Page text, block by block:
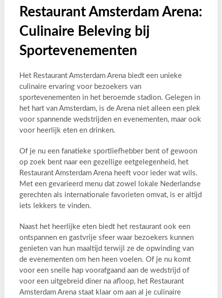
Restaurant Amsterdam Arena:
Culinaire Beleving bij
Sportevenementen
Het Restaurant Amsterdam Arena biedt een unieke
culinaire ervaring voor bezoekers van
sportevenementen in het beroemde stadion. Gelegen in
het hart van Amsterdam, is de Arena niet alleen een plek
voor spannende wedstrijden en evenementen, maar ook
voor heerlijk eten en drinken.
Of je nu een fanatieke sportliefhebber bent of gewoon
op zoek bent naar een gezellige eetgelegenheid, het
Restaurant Amsterdam Arena heeft voor ieder wat wils.
Met een gevarieerd menu dat zowel lokale Nederlandse
gerechten als internationale favorieten omvat, is er altijd
iets lekkers te vinden.
Naast het heerlijke eten biedt het restaurant ook een
ontspannen en gastvrije sfeer waar bezoekers kunnen
genieten van hun maaltijd terwijl ze de opwinding van
de evenementen om hen heen voelen. Of je nu komt
voor een snelle hap voorafgaand aan de wedstrijd of
voor een uitgebreid diner na afloop, het Restaurant
Amsterdam Arena staat klaar om aan al je culinaire